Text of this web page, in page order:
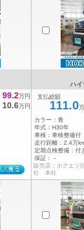
99.2万円
10.6万円
ハイ
支払総額
111.0
カラー： 青
年式： H30年
車検： 車検整備付
走行距離： 2.4万
定期点検整備： 付
保証：
－
販売店：ホクエツ
社 本社